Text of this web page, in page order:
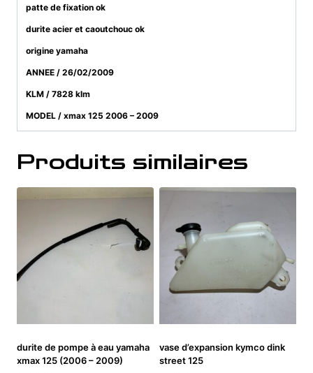
patte de fixation ok
durite acier et caoutchouc ok
origine yamaha
ANNEE / 26/02/2009
KLM / 7828 klm
MODEL / xmax 125 2006 – 2009
Produits similaires
durite de pompe à eau yamaha
xmax 125 (2006 – 2009)
vase d’expansion kymco dink
street 125